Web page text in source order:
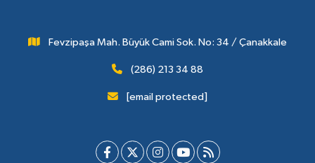
Fevzipaşa Mah. Büyük Cami Sok. No: 34 / Çanakkale
(286) 213 34 88
[email protected]